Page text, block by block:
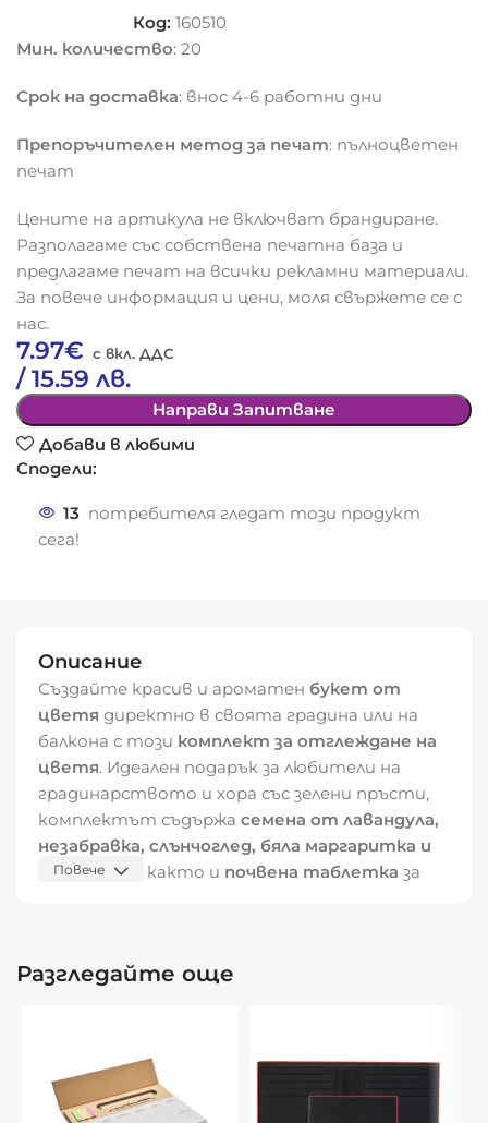
Код:160510
Мин. количество: 20
Срок на доставка: внос 4-6 работни дни
Препоръчителен метод за печат: пълноцветен
печат
Цените на артикула не включват брандиране.
Разполагаме със собствена печатна база и
предлагаме печат на всички рекламни материали.
За повече информация и цени, моля свържете се с
нас.
7.97€
/ 15.59 лв.
Направи Запитване
Добави в любими
Сподели:
13 потребителя гледат този продукт
сега!
Описание
Създайте красив и ароматен букет от
цветя директно в своята градина или на
балкона с този комплект за отглеждане на
цветя. Идеален подарък за любители на
градинарството и хора със зелени пръсти,
комплектът съдържа семена от лавандула,
незабравка, слънчоглед, бяла маргаритка и
червен мак
, както и почвена таблетка за
📦Материал на опаковката:
Лесен за използване – просто добавете
Повече
Разгледайте още